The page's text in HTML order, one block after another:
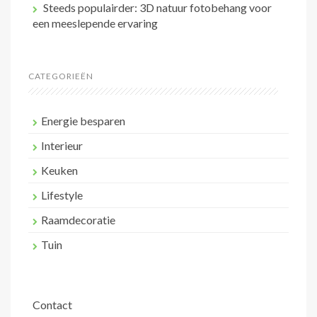
Steeds populairder: 3D natuur fotobehang voor
een meeslepende ervaring
CATEGORIEËN
Energie besparen
Interieur
Keuken
Lifestyle
Raamdecoratie
Tuin
Contact